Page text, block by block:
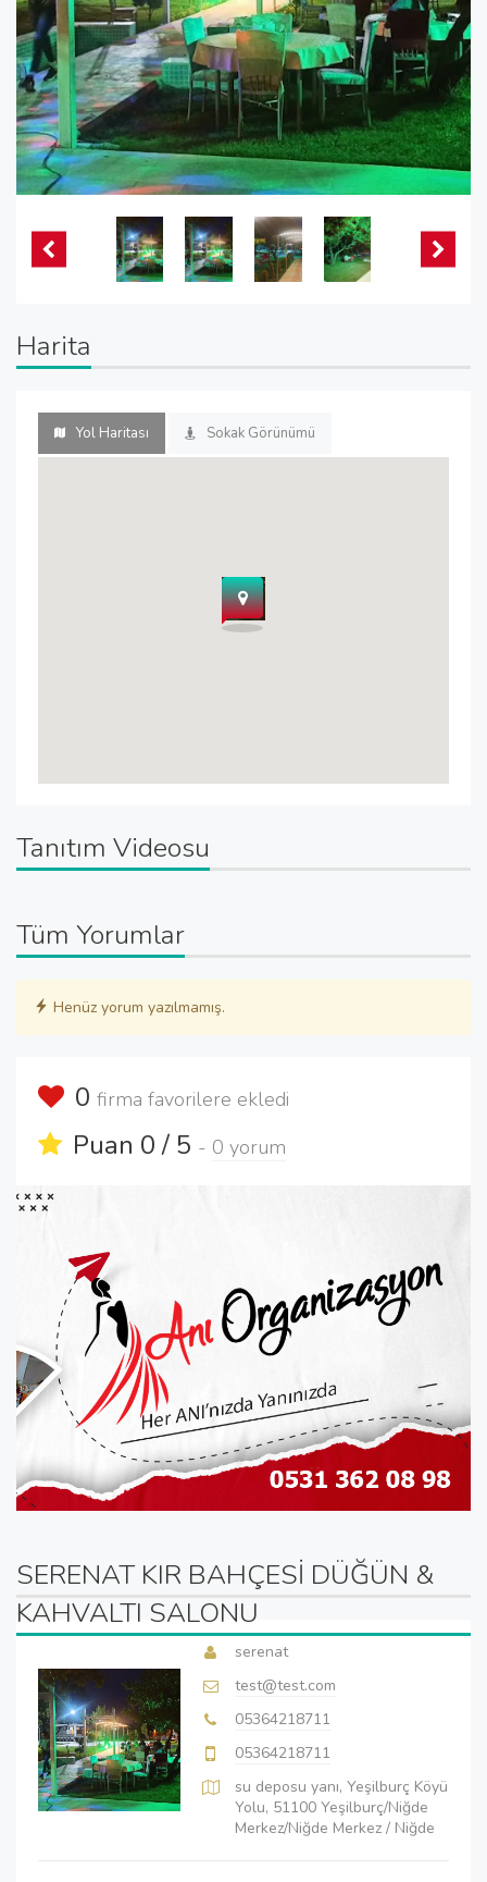
Harita
Yol Haritası Sokak Görünümü
Tanıtım Videosu
Tüm Yorumlar
Henüz yorum yazılmamış.
0 firma favorilere ekledi
Puan 0 / 5 - 0 yorum
SERENAT KIR BAHÇESİ DÜĞÜN &
KAHVALTI SALONU
serenat
test@test.com
05364218711
05364218711
su deposu yanı, Yeşilburç Köyü
Yolu, 51100 Yeşilburç/Niğde
Merkez/Niğde Merkez / Niğde